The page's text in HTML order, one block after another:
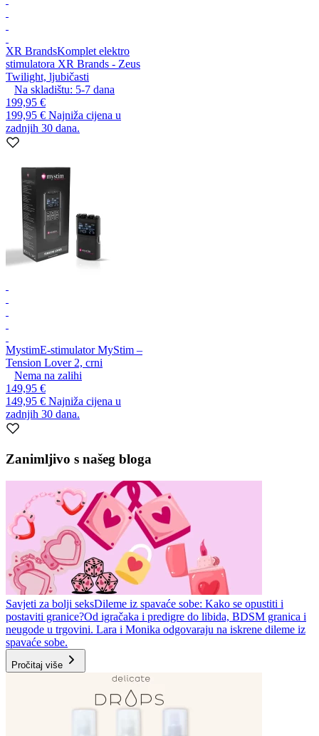
XR BrandsKomplet elektro
stimulatora XR Brands - Zeus
Twilight, ljubičasti
Na skladištu: 5-7 dana
199,95 €
199,95 € Najniža cijena u
zadnjih 30 dana.
MystimE-stimulator MyStim –
Tension Lover 2, crni
Nema na zalihi
149,95 €
149,95 € Najniža cijena u
zadnjih 30 dana.
Zanimljivo s našeg bloga
Savjeti za bolji seksDileme iz spavaće sobe: Kako se opustiti i
postaviti granice?Od igračaka i predigre do libida, BDSM granica i
neugode u trgovini. Lara i Monika odgovaraju na iskrene dileme iz
spavaće sobe.
Pročitaj više